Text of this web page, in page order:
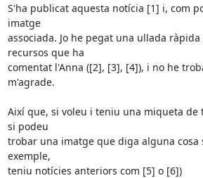
S'ha publicat aquesta notícia [1] i, com
imatge
associada. Jo he pegat una ullada
recursos que ha
comentat l'Anna ([2], [3], [4]), i no he
m'agrade.
Així que, si voleu i teniu una miqueta de
si podeu
trobar una imatge que diga alguna cosa
exemple,
teniu notícies anteriors com [5] o [6])